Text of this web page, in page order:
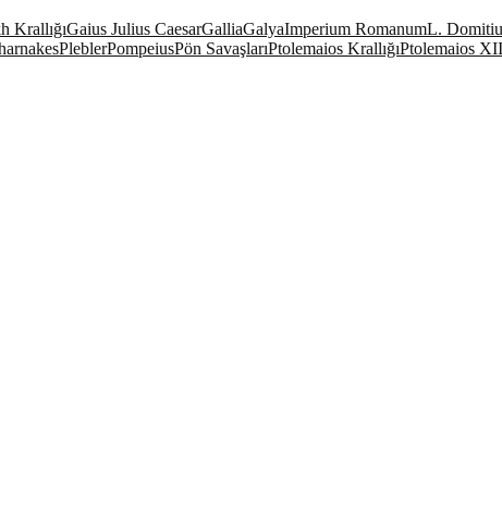
KrallığıGaius Julius CaesarGalliaGalyaImperium RomanumL.
PleblerPompeiusPön SavaşlarıPtolemaios KrallığıPtolemaios